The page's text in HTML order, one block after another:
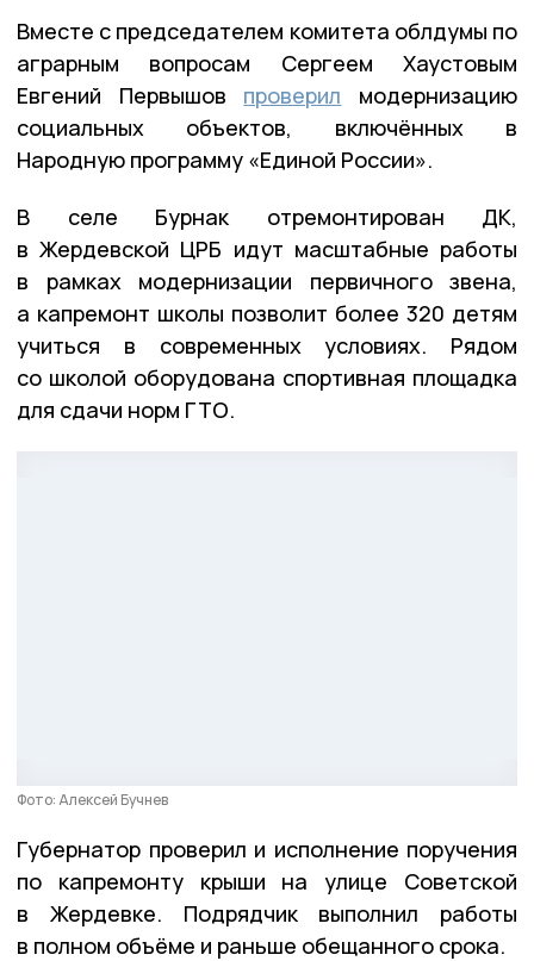
Вместе с председателем комитета облдумы по
аграрным вопросам Сергеем Хаустовым
Евгений Первышов проверил модернизацию
социальных объектов, включённых в
Народную программу «Единой России».
В селе Бурнак отремонтирован ДК,
в Жердевской ЦРБ идут масштабные работы
в рамках модернизации первичного звена,
а капремонт школы позволит более 320 детям
учиться в современных условиях. Рядом
со школой оборудована спортивная площадка
для сдачи норм ГТО.
Фото: Алексей Бучнев
Губернатор проверил и исполнение поручения
по капремонту крыши на улице Советской
в Жердевке. Подрядчик выполнил работы
в полном объёме и раньше обещанного срока.